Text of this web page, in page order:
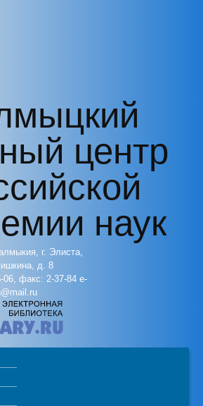
центр
наук
г. Элиста,
д. 8
06, факс: 2-37-84 e-